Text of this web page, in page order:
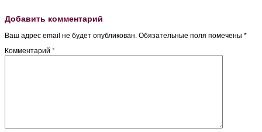
Добавить комментарий
Ваш адрес email не будет опубликован. Обязательные поля помечены *
Комментарий *